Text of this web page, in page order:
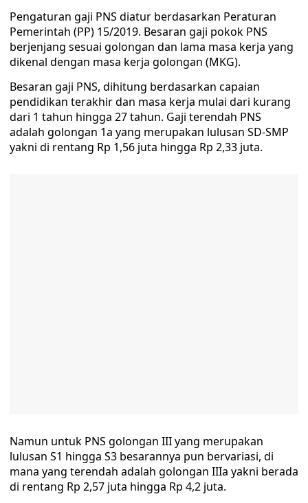
Pengaturan gaji PNS diatur berdasarkan Peraturan
Pemerintah (PP) 15/2019. Besaran gaji pokok PNS
berjenjang sesuai golongan dan lama masa kerja yang
dikenal dengan masa kerja golongan (MKG).
Besaran gaji PNS, dihitung berdasarkan capaian
pendidikan terakhir dan masa kerja mulai dari kurang
dari 1 tahun hingga 27 tahun. Gaji terendah PNS
adalah golongan 1a yang merupakan lulusan SD-SMP
yakni di rentang Rp 1,56 juta hingga Rp 2,33 juta.
Namun untuk PNS golongan III yang merupakan
lulusan S1 hingga S3 besarannya pun bervariasi, di
mana yang terendah adalah golongan IIIa yakni berada
di rentang Rp 2,57 juta hingga Rp 4,2 juta.